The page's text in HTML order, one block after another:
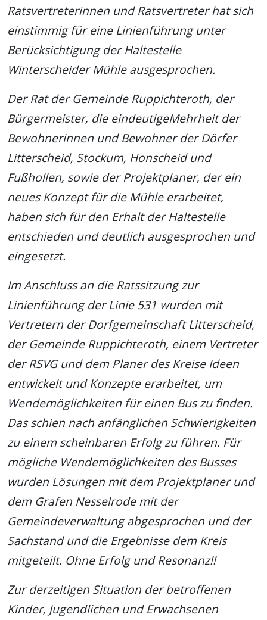
Ratsvertreterinnen und Ratsvertreter hat sich
einstimmig für eine Linienführung unter
Berücksichtigung der Haltestelle
Winterscheider Mühle ausgesprochen.
Der Rat der Gemeinde Ruppichteroth, der
Bürgermeister, die eindeutigeMehrheit der
Bewohnerinnen und Bewohner der Dörfer
Litterscheid, Stockum, Honscheid und
Fußhollen, sowie der Projektplaner, der ein
neues Konzept für die Mühle erarbeitet,
haben sich für den Erhalt der Haltestelle
entschieden und deutlich ausgesprochen und
eingesetzt.
Im Anschluss an die Ratssitzung zur
Linienführung der Linie 531 wurden mit
Vertretern der Dorfgemeinschaft Litterscheid,
der Gemeinde Ruppichteroth, einem Vertreter
der RSVG und dem Planer des Kreise Ideen
entwickelt und Konzepte erarbeitet, um
Wendemöglichkeiten für einen Bus zu finden.
Das schien nach anfänglichen Schwierigkeiten
zu einem scheinbaren Erfolg zu führen. Für
mögliche Wendemöglichkeiten des Busses
wurden Lösungen mit dem Projektplaner und
dem Grafen Nesselrode mit der
Gemeindeverwaltung abgesprochen und der
Sachstand und die Ergebnisse dem Kreis
mitgeteilt. Ohne Erfolg und Resonanz!!
Zur derzeitigen Situation der betroffenen
Kinder, Jugendlichen und Erwachsenen